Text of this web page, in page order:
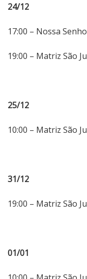
24/12
17:00 – Nossa
19:00 – Matriz São
25/12
10:00 – Matriz São
31/12
19:00 – Matriz São
01/01